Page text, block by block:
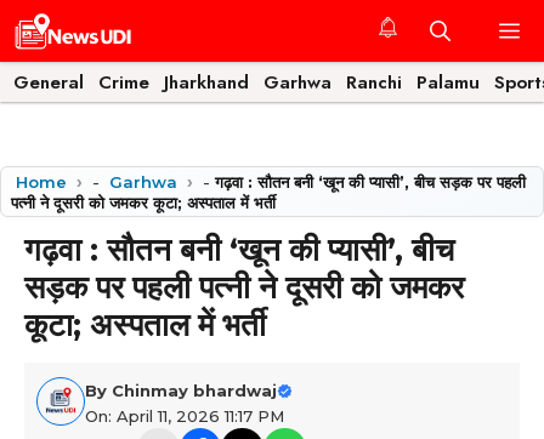
Skip
to
content
General Crime Jharkhand Garhwa Ranchi Palamu
Home - Garhwa -गढ़वा : सौतन बनी ‘खून की प्यासी’, बीच सड़क पर पहली
पत्नी ने दूसरी को जमकर कूटा; अस्पताल में भर्ती
गढ़वा : सौतन बनी ‘खून की प्यासी’, बीच
सड़क पर पहली पत्नी ने दूसरी को जमकर
कूटा; अस्पताल में भर्ती
By Chinmay bhardwaj
On: April 11, 2026 11:17 PM